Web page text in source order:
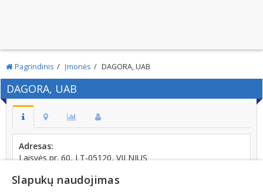
Pagrindinis Įmonės DAGORA, UAB
DAGORA, UAB
Adresas:
Laisvės pr. 60, LT-05120, VILNIUS
Telefonas:
+370 (686) 18228
Slapukų naudojimas